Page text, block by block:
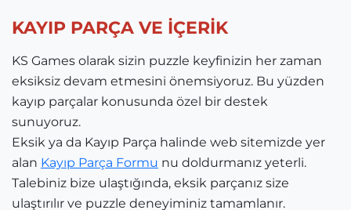
KAYIP PARÇA VE İÇERİK
KS Games olarak sizin puzzle keyfinizin her zaman
eksiksiz devam etmesini önemsiyoruz. Bu yüzden
kayıp parçalar konusunda özel bir destek
sunuyoruz.
Eksik ya da Kayıp Parça halinde web sitemizde yer
alan Kayıp Parça Formu nu doldurmanız yeterli.
Talebiniz bize ulaştığında, eksik parçanız size
ulaştırılır ve puzzle deneyiminiz tamamlanır.